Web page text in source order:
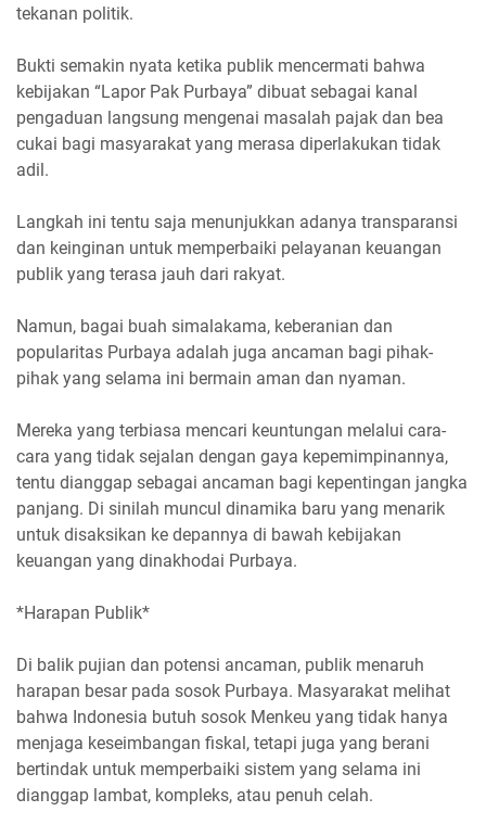
tekanan politik.
Bukti semakin nyata ketika publik mencermati bahwa
kebijakan “Lapor Pak Purbaya” dibuat sebagai kanal
pengaduan langsung mengenai masalah pajak dan bea
cukai bagi masyarakat yang merasa diperlakukan tidak
adil.
Langkah ini tentu saja menunjukkan adanya transparansi
dan keinginan untuk memperbaiki pelayanan keuangan
publik yang terasa jauh dari rakyat.
Namun, bagai buah simalakama, keberanian dan
popularitas Purbaya adalah juga ancaman bagi pihak-
pihak yang selama ini bermain aman dan nyaman.
Mereka yang terbiasa mencari keuntungan melalui cara-
cara yang tidak sejalan dengan gaya kepemimpinannya,
tentu dianggap sebagai ancaman bagi kepentingan jangka
panjang. Di sinilah muncul dinamika baru yang menarik
untuk disaksikan ke depannya di bawah kebijakan
keuangan yang dinakhodai Purbaya.
*Harapan Publik*
Di balik pujian dan potensi ancaman, publik menaruh
harapan besar pada sosok Purbaya. Masyarakat melihat
bahwa Indonesia butuh sosok Menkeu yang tidak hanya
menjaga keseimbangan fiskal, tetapi juga yang berani
bertindak untuk memperbaiki sistem yang selama ini
dianggap lambat, kompleks, atau penuh celah.